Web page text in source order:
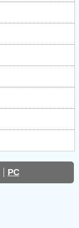
PC